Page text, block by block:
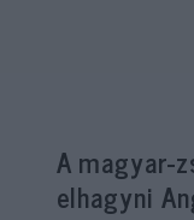
A magyar-
elhagyni